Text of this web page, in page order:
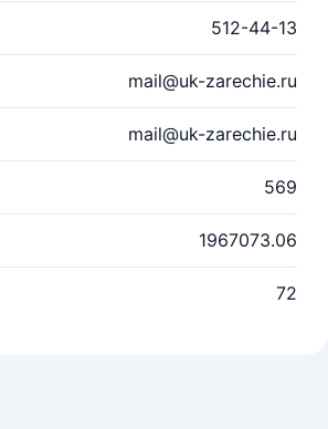
512-44-13
mail@uk-zarechie.ru
mail@uk-zarechie.ru
569
1967073.06
72